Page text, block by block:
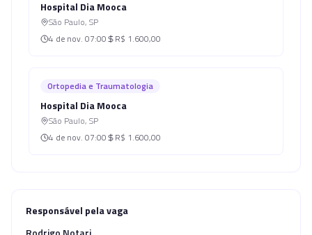
Hospital Dia Mooca
São Paulo, SP
4 de nov. 07:00 R$ 1.600,00
Ortopedia e Traumatologia
Hospital Dia Mooca
São Paulo, SP
4 de nov. 07:00 R$ 1.600,00
Responsável pela vaga